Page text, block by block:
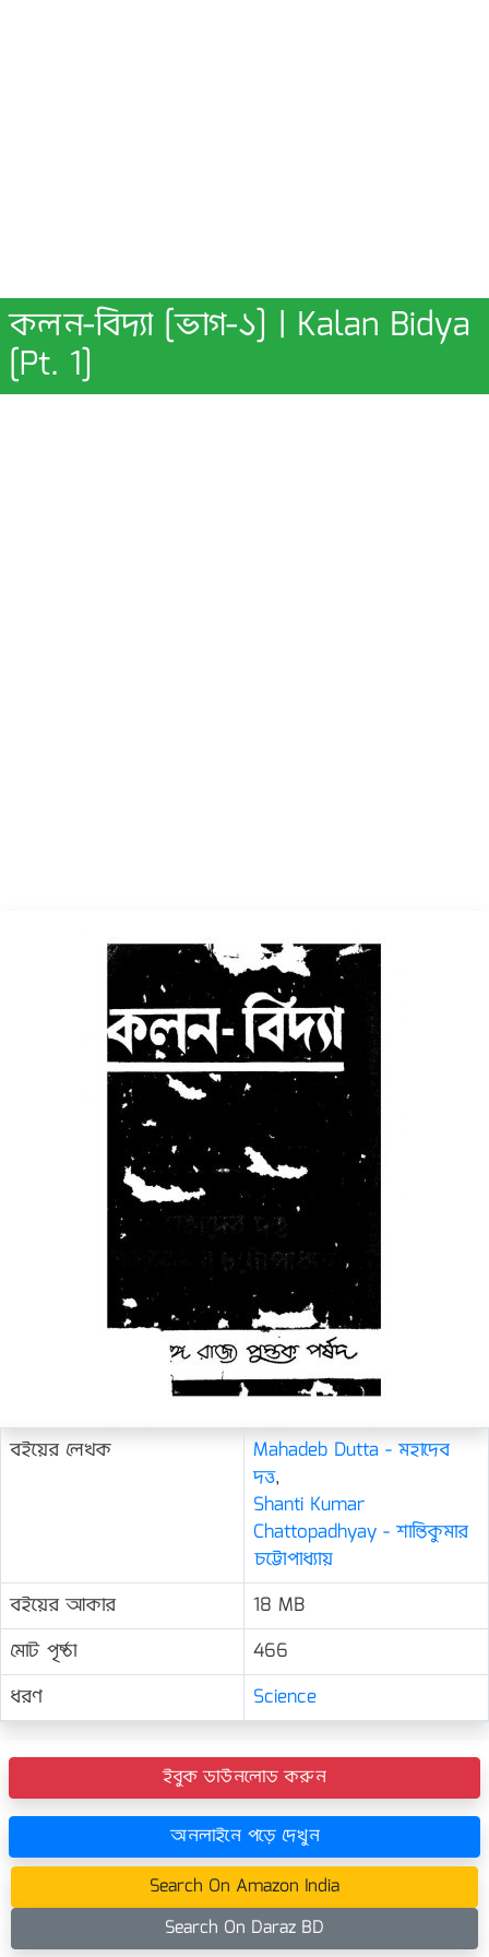
কলন-বিদ্যা [ভাগ-১] | Kalan Bidya
[Pt. 1]
বইয়ের লেখক
Mahadeb Dutta - মহাদেব
দত্ত,
Shanti Kumar
Chattopadhyay - শান্তিকুমার
চট্টোপাধ্যায়
বইয়ের আকার
18 MB
মোট পৃষ্ঠা
466
ধরণ
Science
ইবুক ডাউনলোড করুন
অনলাইনে পড়ে দেখুন
Search On Amazon India
Search On Daraz BD